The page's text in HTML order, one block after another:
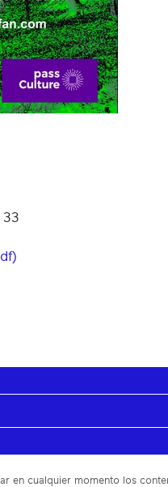
33
en cualquier momento los